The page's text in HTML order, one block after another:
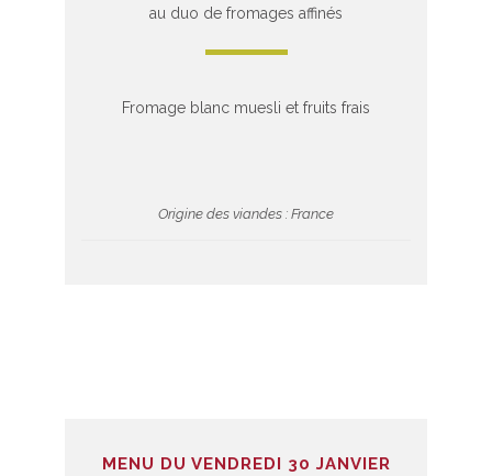
au duo de fromages affinés
Fromage blanc muesli et fruits frais
Origine des viandes : France
MENU DU VENDREDI 30 JANVIER